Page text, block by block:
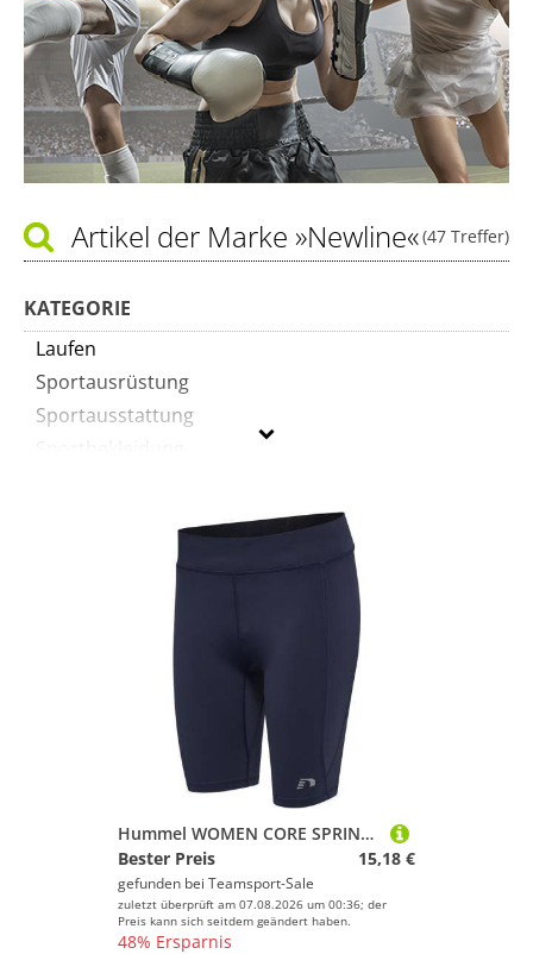
(47 Treffer)
Artikel der Marke »Newline«
KATEGORIE
Laufen
Sportausrüstung
Sportausstattung
Hummel WOMEN CORE SPRINTERS - BLACK IRIS - XS
Bester Preis
15,18 €
gefunden bei Teamsport-Sale
zuletzt überprüft am 07.08.2026 um 00:36; der
Preis kann sich seitdem geändert haben.
48% Ersparnis